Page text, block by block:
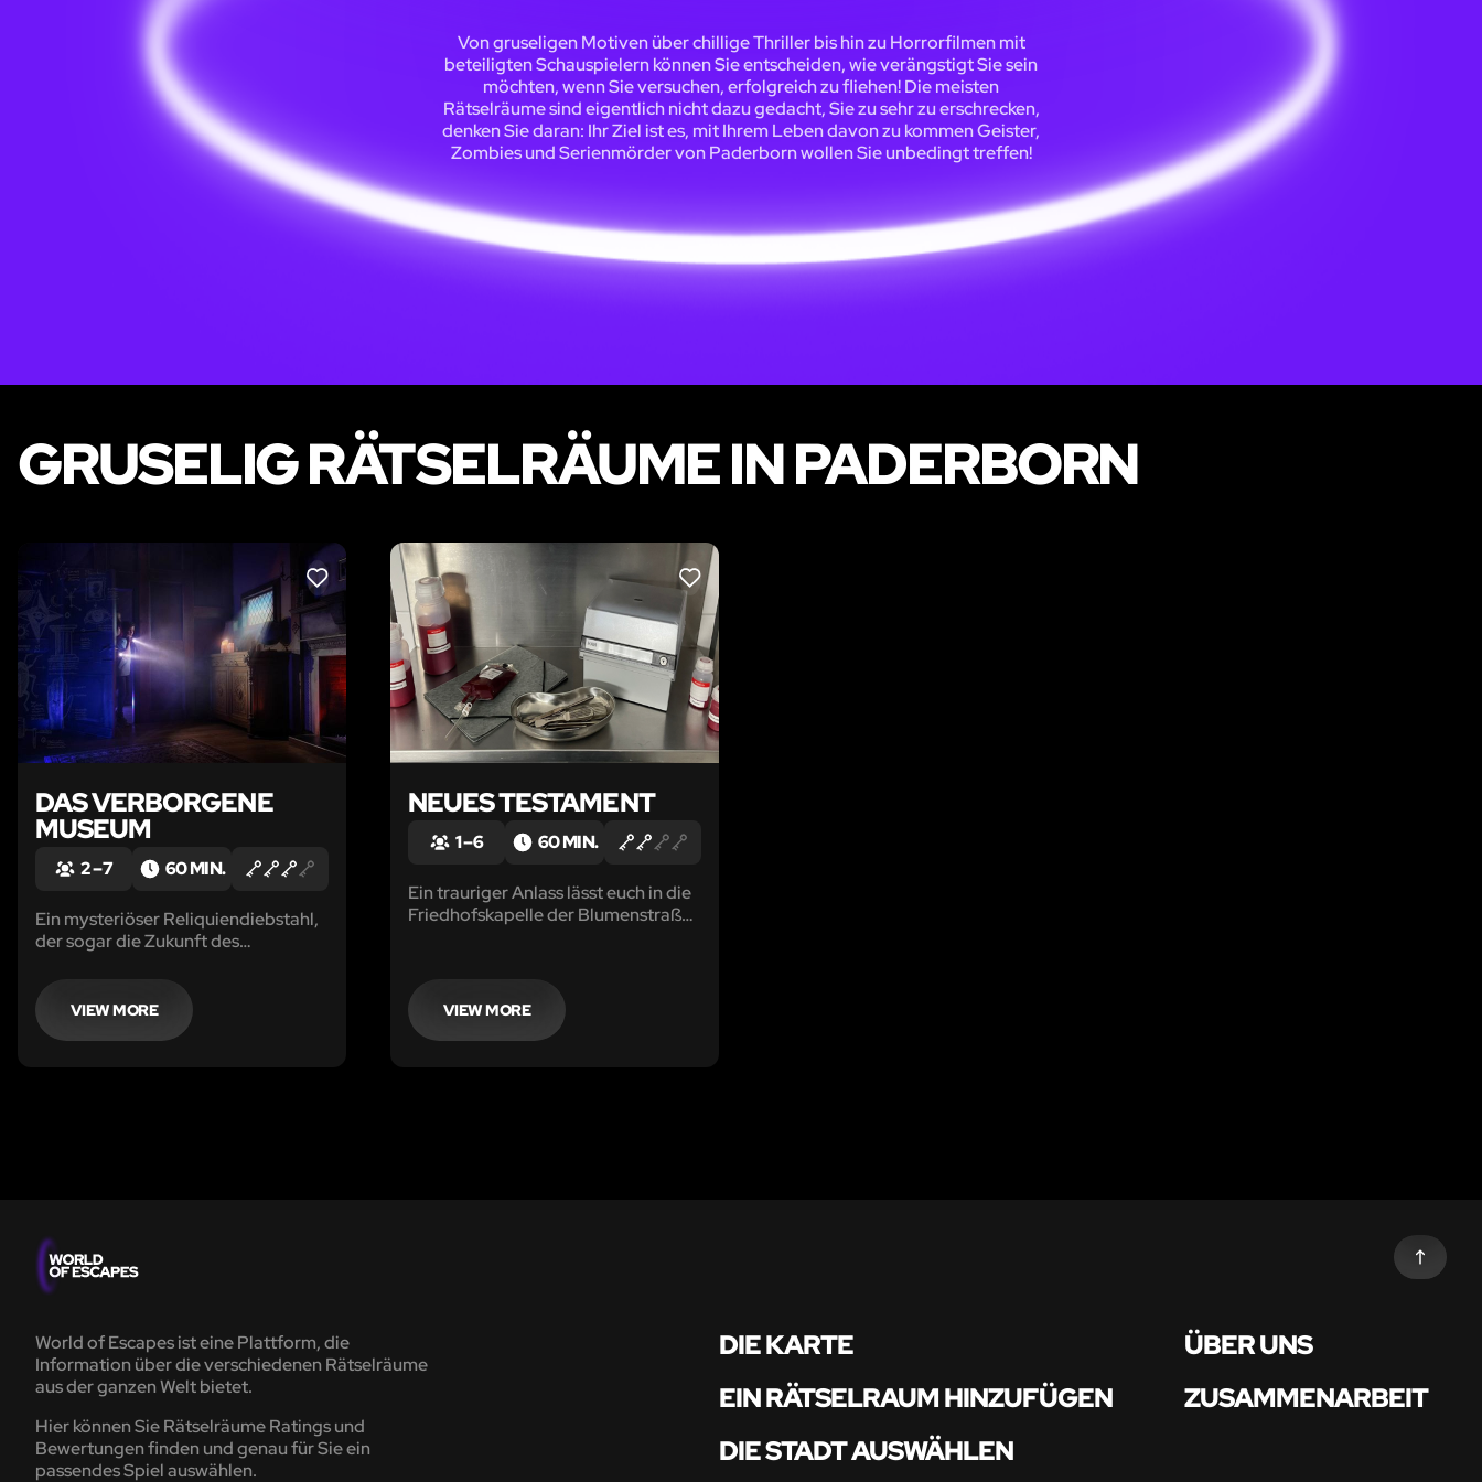
Von gruseligen Motiven über chillige Thriller bis hin zu Horrorfilmen mit
beteiligten Schauspielern können Sie entscheiden, wie verängstigt Sie sein
möchten, wenn Sie versuchen, erfolgreich zu fliehen! Die meisten
Rätselräume sind eigentlich nicht dazu gedacht, Sie zu sehr zu erschrecken,
denken Sie daran: Ihr Ziel ist es, mit Ihrem Leben davon zu kommen Geister,
Zombies und Serienmörder von Paderborn wollen Sie unbedingt treffen!
GRUSELIG RÄTSELRÄUME IN PADERBORN
LIKE
DAS VERBORGENE
MUSEUM
2 – 7 60 MIN.
Ein mysteriöser Reliquiendiebstahl,
der sogar die Zukunft des
gefährdet, hält euer Team auf Trab.
VIEW MORE
LIKE
NEUES TESTAMENT
1 – 6 60 MIN.
Ein trauriger Anlass lässt euch in die
Friedhofskapelle der Blumenstraße
VIEW MORE
World of Escapes ist eine Plattform, die
Information über die verschiedenen Rätselräume
aus der ganzen Welt bietet.
Hier können Sie Rätselräume Ratings und
Bewertungen finden und genau für Sie ein
passendes Spiel auswählen.
DIE KARTE
ÜBER UNS
EIN RÄTSELRAUM HINZUFÜGEN
ZUSAMMENARBEIT
DIE STADT AUSWÄHLEN